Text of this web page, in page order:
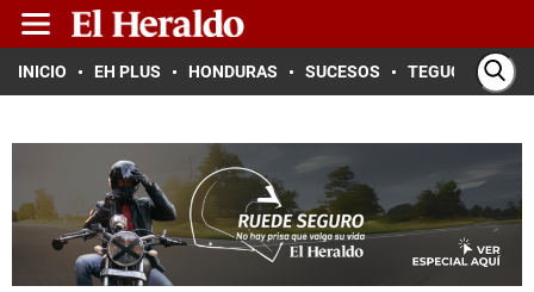
INICIO EH PLUS HONDURAS SUCESOS TEGUCIGALPA